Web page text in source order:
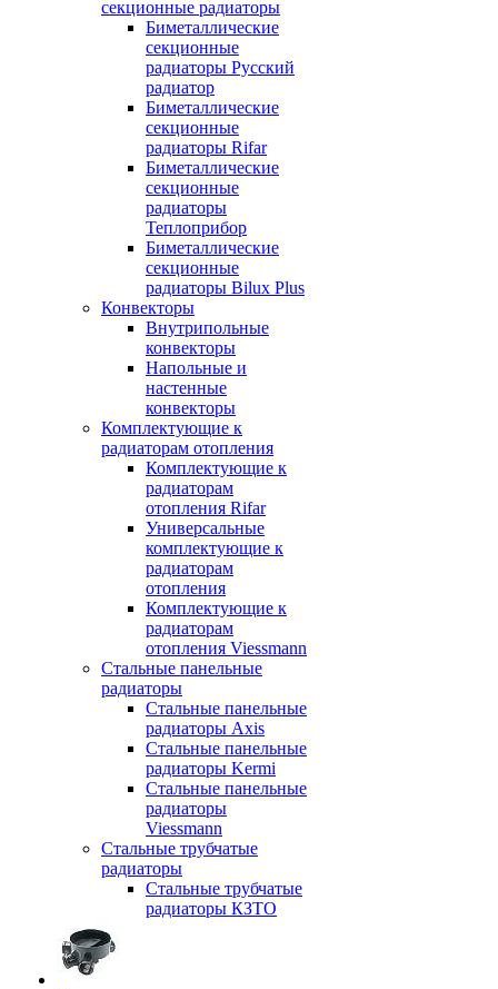
секционные радиаторы
Биметаллические
секционные
радиаторы Русский
радиатор
Биметаллические
секционные
радиаторы Rifar
Биметаллические
секционные
радиаторы
Теплоприбор
Биметаллические
секционные
радиаторы Bilux Plus
Конвекторы
Внутрипольные
конвекторы
Напольные и
настенные
конвекторы
Комплектующие к
радиаторам отопления
Комплектующие к
радиаторам
отопления Rifar
Универсальные
комплектующие к
радиаторам
отопления
Комплектующие к
радиаторам
отопления Viessmann
Стальные панельные
радиаторы
Стальные панельные
радиаторы Axis
Стальные панельные
радиаторы Kermi
Стальные панельные
радиаторы
Viessmann
Стальные трубчатые
радиаторы
Стальные трубчатые
радиаторы КЗТО